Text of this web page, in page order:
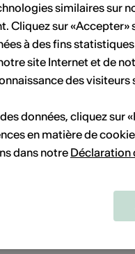
similaires sur
Cliquez sur «Accepter»
à des fins
site Internet et de
des visiteurs
données, cliquez sur
en matière de
dans notre Déclaration